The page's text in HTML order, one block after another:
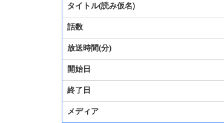
タイトル(読み仮名)
話数
放送時間(分)
開始日
終了日
メディア